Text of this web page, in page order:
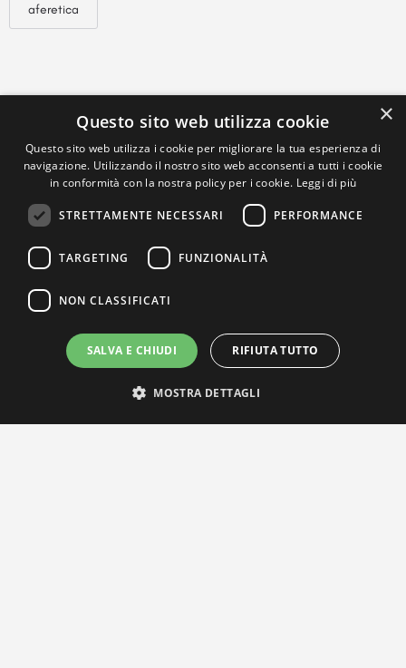
aferetica
×
Questo sito web utilizza cookie
Questo sito web utilizza i cookie per migliorare la tua esperienza di
navigazione. Utilizzando il nostro sito web acconsenti a tutti i cookie
in conformità con la nostra policy per i cookie. Leggi di più
STRETTAMENTE NECESSARI PERFORMANCE
TARGETING FUNZIONALITÀ
NON CLASSIFICATI
SALVA E CHIUDI RIFIUTA TUTTO
MOSTRA DETTAGLI